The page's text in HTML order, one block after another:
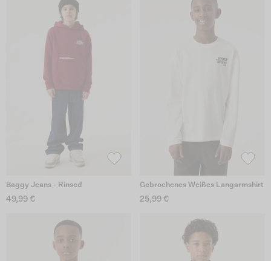
Baggy Jeans - Rinsed
49,99 €
Gebrochenes Weißes Langarmshirt
25,99 €